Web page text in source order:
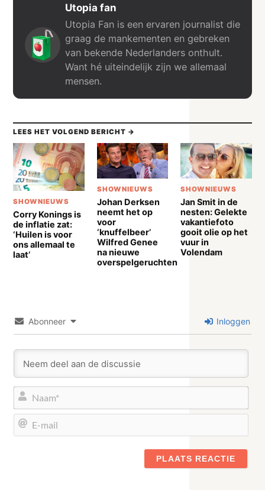
Utopia fan
Utopia Fan is een ervaren journalist die
graag de mankementen en gebreken
van bekende Nederlanders onthult.
Want hé uiteindelijk zijn we allemaal
mensen.
LEES HET VOLGEND BERICHT →
SHOWNIEUWS
Corry Konings is
de inflatie zat:
‘Huilen is voor
ons allemaal te
laat’
SHOWNIEUWS
Johan Derksen
neemt het op
voor
‘knuffelbeer’
Wilfred Genee
na nieuwe
overspelgeruchten
SHOWNIEUWS
Jan Smit in de
nesten: Gelekte
vakantiefoto
gooit olie op het
vuur in
Volendam
Abonneer Inloggen